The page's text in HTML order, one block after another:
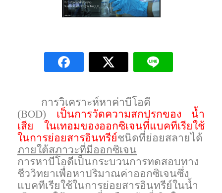
การวิเคราะห์หาค่าบีโอดี
(BOD) เป็นการวัดความสกปรกของ น้ำ
เสีย ในเทอมของออกซิเจนที่แบคทีเรียใช้
ในการย่อยสารอินทรีย์ชนิดที่ย่อยสลายได้
ภายใต้สภาวะที่มีออกซิเจน
การหาบีโอดีเป็นกระบวนการทดสอบทาง
ชีววิทยาเพื่อหาปริมาณค่าออกซิเจนซึ่ง
แบคทีเรียใช้ในการย่อยสารอินทรีย์ในน้ำ